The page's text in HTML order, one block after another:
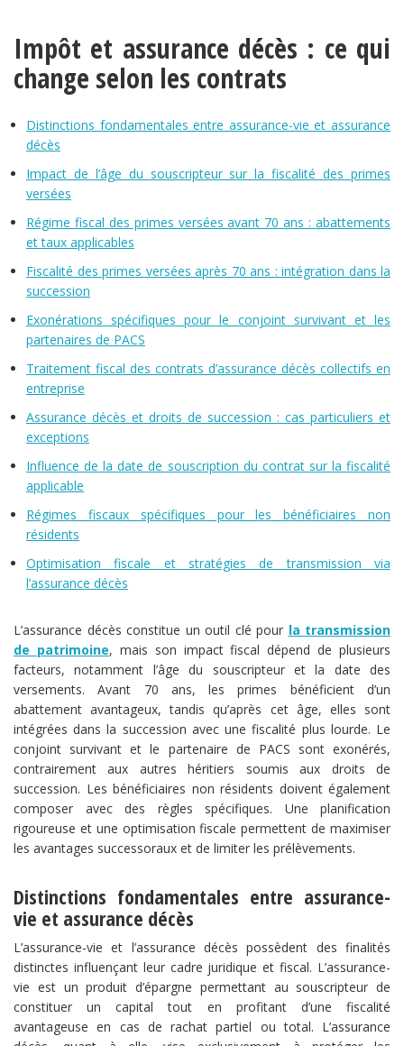
Impôt et assurance décès : ce qui
change selon les contrats
Distinctions fondamentales entre assurance-vie et assurance
décès
Impact de l’âge du souscripteur sur la fiscalité des primes
versées
Régime fiscal des primes versées avant 70 ans : abattements
et taux applicables
Fiscalité des primes versées après 70 ans : intégration dans la
succession
Exonérations spécifiques pour le conjoint survivant et les
partenaires de PACS
Traitement fiscal des contrats d’assurance décès collectifs en
entreprise
Assurance décès et droits de succession : cas particuliers et
exceptions
Influence de la date de souscription du contrat sur la fiscalité
applicable
Régimes fiscaux spécifiques pour les bénéficiaires non
résidents
Optimisation fiscale et stratégies de transmission via
l’assurance décès
L’assurance décès constitue un outil clé pour la transmission
de patrimoine, mais son impact fiscal dépend de plusieurs
facteurs, notamment l’âge du souscripteur et la date des
versements. Avant 70 ans, les primes bénéficient d’un
abattement avantageux, tandis qu’après cet âge, elles sont
intégrées dans la succession avec une fiscalité plus lourde. Le
conjoint survivant et le partenaire de PACS sont exonérés,
contrairement aux autres héritiers soumis aux droits de
succession. Les bénéficiaires non résidents doivent également
composer avec des règles spécifiques. Une planification
rigoureuse et une optimisation fiscale permettent de maximiser
les avantages successoraux et de limiter les prélèvements.
Distinctions fondamentales entre assurance-
vie et assurance décès​
L’assurance-vie et l’assurance décès possèdent des finalités
distinctes influençant leur cadre juridique et fiscal. L’assurance-
vie est un produit d’épargne permettant au souscripteur de
constituer un capital tout en profitant d’une fiscalité
avantageuse en cas de rachat partiel ou total. L’assurance